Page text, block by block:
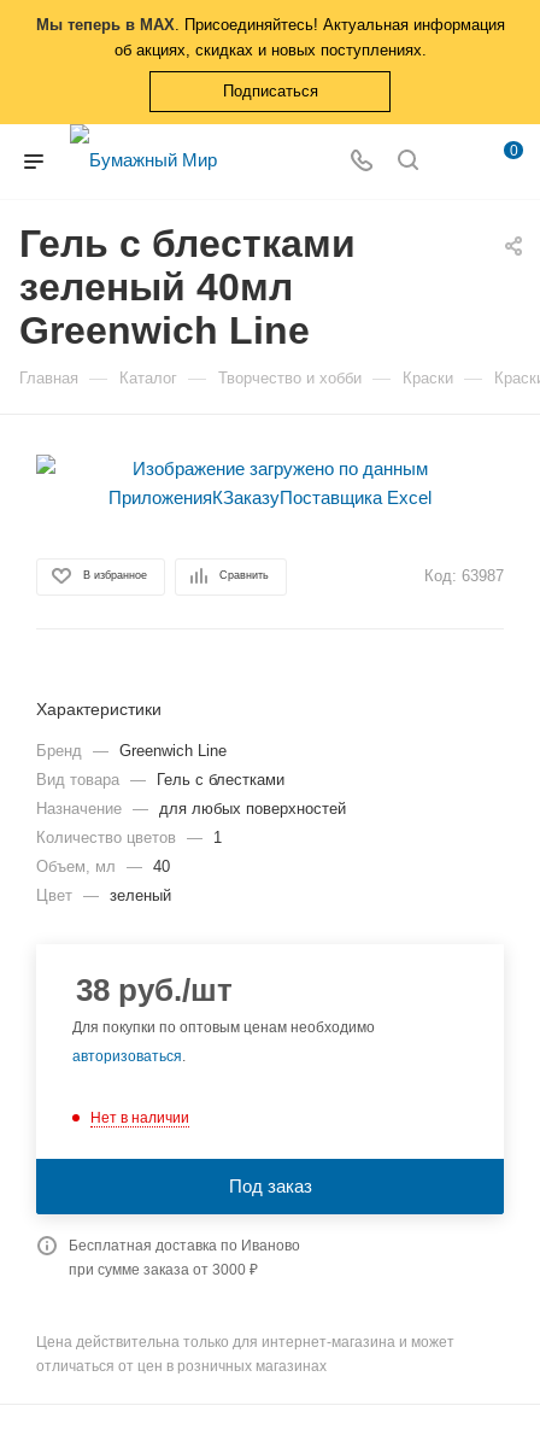
Мы теперь в MAX. Присоединяйтесь! Актуальная информация
об акциях, скидках и новых поступлениях.
Подписаться
0
Гель с блестками
зеленый 40мл
Greenwich Line
Главная — Каталог — Творчество и хобби — Краски —
В избранное Сравнить Код: 63987
Характеристики
Бренд — Greenwich Line
Вид товара —
Гель с блестками
Назначение — для любых поверхностей
Количество цветов
—
1
Объем, мл
— 40
Цвет — зеленый
38 руб./шт
Для покупки по оптовым ценам необходимо
авторизоваться.
Нет в наличии
Под заказ
Бесплатная доставка по Иваново
при сумме заказа от 3000 ₽
Цена действительна только для интернет-магазина и может
отличаться от цен в розничных магазинах